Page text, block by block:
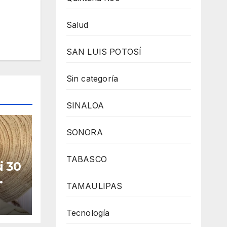
30
Salud
SAN LUIS POTOSÍ
Sin categoría
SINALOA
SONORA
TABASCO
TAMAULIPAS
Tecnología